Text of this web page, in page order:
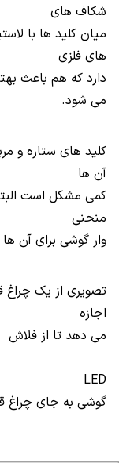
شکاف های
های فلزی
دارد که هم باعث
می شود.
کلید های ستاره و
آن ها
کمی مشکل است
منحنی
وار گوشی برای آن
تصویری از یک چراغ
اجازه
می دهد تا از فلاش
LED
گوشی به جای چراغ